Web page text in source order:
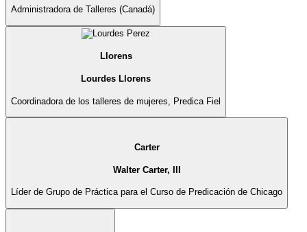
Administradora de Talleres (Canadá)
Llorens
Lourdes Llorens
Coordinadora de los talleres de mujeres, Predica Fiel
Carter
Walter Carter, III
Líder de Grupo de Práctica para el Curso de Predicación de Chicago